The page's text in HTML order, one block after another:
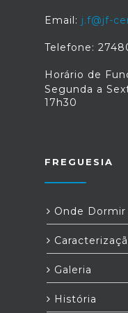
Email: j.f@jf-
Telefone:
Horário de
Segunda a
17h30
FREGUESIA
Onde Dormir
Galeria
História